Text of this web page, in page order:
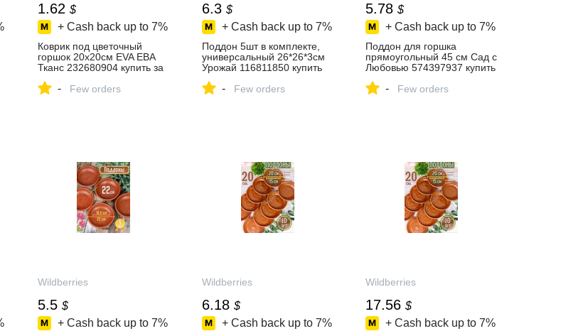
1.62 $
+ Cash back up to 7%
Коврик под цветочный
горшок 20х20см EVA ЕВА
Тканс 232680904 купить за
Wildberries
- Few orders
6.3 $
+ Cash back up to 7%
Поддон 5шт в комплекте,
универсальный 26*26*3см
Урожай 116811850 купить
интернет‑магазине
- Few orders
5.78 $
+ Cash back up to 7%
Поддон для горшка
прямоугольный 45 см Сад с
Любовью 574397937 купить
интернет‑магазине
- Few orders
Wildberries
5.5 $
+ Cash back up to 7%
Wildberries
6.18 $
+ Cash back up to 7%
Wildberries
17.56 $
+ Cash back up to 7%